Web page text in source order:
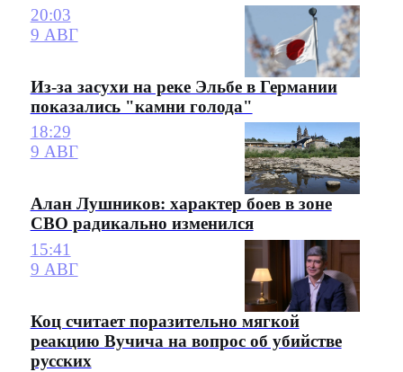
20:03
9 АВГ
Из-за засухи на реке Эльбе в Германии
показались "камни голода"
18:29
9 АВГ
Алан Лушников: характер боев в зоне
СВО радикально изменился
15:41
9 АВГ
Коц считает поразительно мягкой
реакцию Вучича на вопрос об убийстве
русских